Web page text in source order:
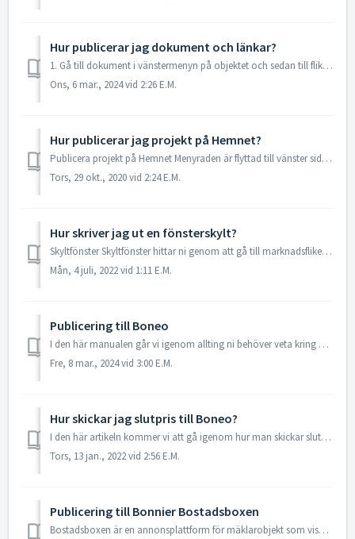
Hur publicerar jag dokument och länkar?
1. Gå till dokument i vänstermenyn på objektet och sedan till fliken filer. 2. De filer som är ibockade som "Visa på Internet" kommer att pub...
Ons, 6 mar., 2024 vid 2:26 E.M.
Hur publicerar jag projekt på Hemnet?
Publicera projekt på Hemnet Menyraden är flyttad till vänster sida av Hemnet-formuläret. Gå igenom alla delar i menyn för att kontrollera uppgifterna. ...
Tors, 29 okt., 2020 vid 2:24 E.M.
Hur skriver jag ut en fönsterskylt?
Skyltfönster Skyltfönster hittar ni genom att gå till marknadsfliken, därefter klicka er in på marknad och vidare ner till "fönsterskylt"-knap...
Mån, 4 juli, 2022 vid 1:11 E.M.
Publicering till Boneo
I den här manualen går vi igenom allting ni behöver veta kring publicering till marknadsplatsen Boneo. Hur och var hittar jag ID-numret på objektet? ...
Fre, 8 mar., 2024 vid 3:00 E.M.
Hur skickar jag slutpris till Boneo?
I den här artikeln kommer vi att gå igenom hur man skickar slutpris till Boneo, samt hur man inte skickar slutpris. 1. I objektet i Mspecs klickar ni på...
Tors, 13 jan., 2022 vid 2:56 E.M.
Publicering till Bonnier Bostadsboxen
Bostadsboxen är en annonsplattform för mäklarobjekt som visar utvalda annonser på Bonniers olika nyhetssajter. Annonserna laddas in i en animerad bildsnurra...